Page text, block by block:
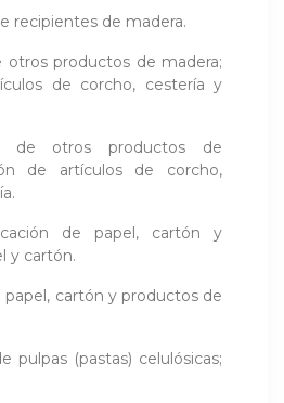
recipientes de madera.
otros productos de madera;
de corcho, cestería y
de otros productos de
de artículos de corcho,
de papel, cartón y
y cartón.
papel, cartón y productos de
pulpas (pastas) celulósicas;